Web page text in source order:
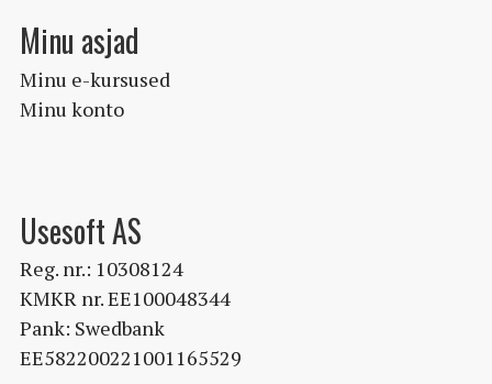
Minu asjad
Minu e-kursused
Minu konto
Usesoft AS
Reg. nr.: 10308124
KMKR nr. EE100048344
Pank: Swedbank
EE582200221001165529